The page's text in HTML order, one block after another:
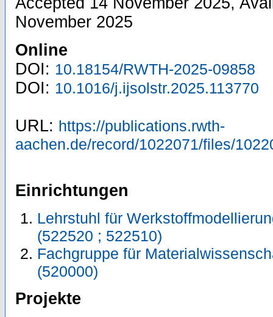
November 2025
Online
DOI: 10.18154/RWTH-2025-09858
DOI: 10.1016/j.ijsolstr.2025.113770
URL: https://publications.rwth-
aachen.de/record/1022071/files/
Einrichtungen
Lehrstuhl für
(522520 ; 522510)
Fachgruppe für
(520000)
Projekte